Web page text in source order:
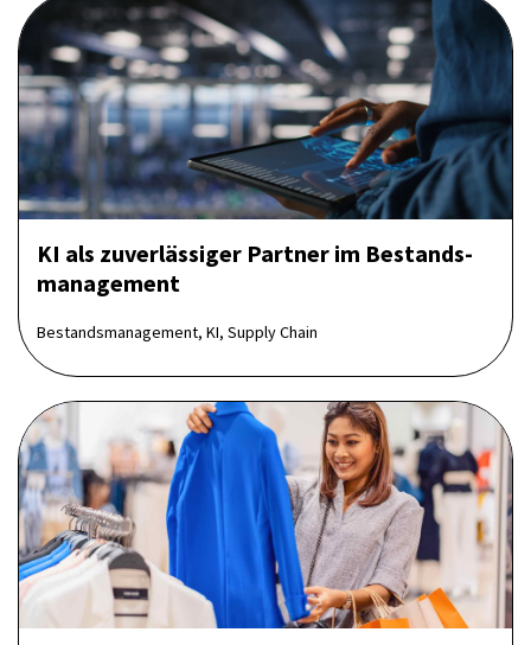
KI als zuverlässiger Partner im Bestands­
management
Bestandsmanagement, KI, Supply Chain